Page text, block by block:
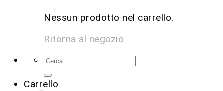
Nessun prodotto nel carrello.
Ritorna al negozio
Carrello